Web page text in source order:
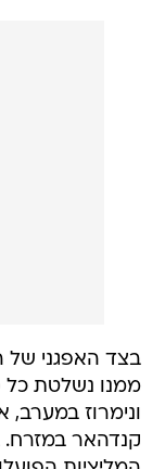
בצד האפגני של
ממנו נשלטת כל
ונימרוז במערב,
קנדהאר